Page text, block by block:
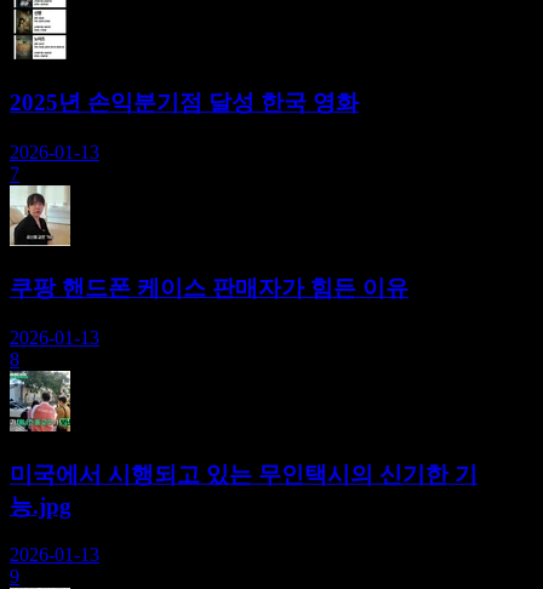
2025년 손익분기점 달성 한국 영화
2026-01-13
7
쿠팡 핸드폰 케이스 판매자가 힘든 이유
2026-01-13
8
미국에서 시행되고 있는 무인택시의 신기한 기
능.jpg
2026-01-13
9